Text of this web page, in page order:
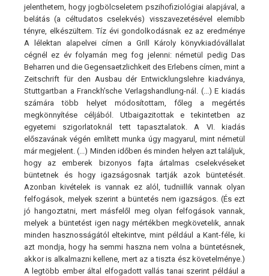
jelenthetem, hogy jogbölcseletem pszihofiziológiai alapjával, a
belátás (a céltudatos cselekvés) visszavezetésével elemibb
tényre, elkészültem. Tíz évi gondolkodásnak ez az eredménye
A lélektan alapelvei címen a Grill Károly könyvkiadóvállalat
cégnél ez év folyamán meg fog jelenni: németül pedig Das
Beharren und die Gegensaetzlichkeit des Erlebens címen, mint a
Zeitschrift für den Ausbau dér Entwicklungslehre kiadványa,
Stuttgartban a Franckh’sche Verlagshandlung-nál. (...) E kiadás
számára több helyet módosítottam, főleg a megértés
megkönnyítése céljából. Utbaigazitottak e tekintetben az
egyetemi szigorlatoknál tett tapasztalatok. A VI. kiadás
előszavának végén említett munka úgy magyarul, mint németül
már megjelent. (...) Minden időben és minden helyen azt találjuk,
hogy az emberek bizonyos fajta ártalmas cselekvéseket
büntetnek és hogy igazságosnak tartják azok büntetését.
Azonban kivételek is vannak ez alól, tudniillik vannak olyan
felfogások, melyek szerint a büntetés nem igazságos. (És ezt
jó hangoztatni, mert másfelől meg olyan felfogások vannak,
melyek a büntetést igen nagy mértékben megkövetelik, annak
minden hasznosságától eltekintve, mint például a Kant-féle, ki
azt mondja, hogy ha semmi haszna nem volna a büntetésnek,
akkor is alkalmazni kellene, mert az a tiszta ész követelménye.)
A legtöbb ember által elfogadott vallás tanai szerint például a